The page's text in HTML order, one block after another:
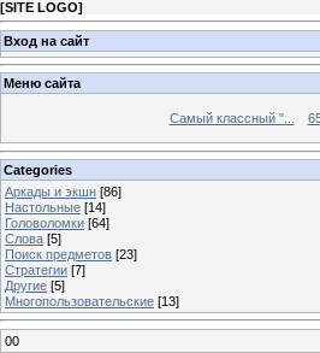
[SITE LOGO]
Вход на сайт
Меню сайта
Самый классный "...
Categories
Аркады и экшн [86]
Настольные [14]
Головоломки [64]
Слова [5]
Поиск предметов [23]
Стратегии [7]
Другие [5]
Многопользовательские [13]
00